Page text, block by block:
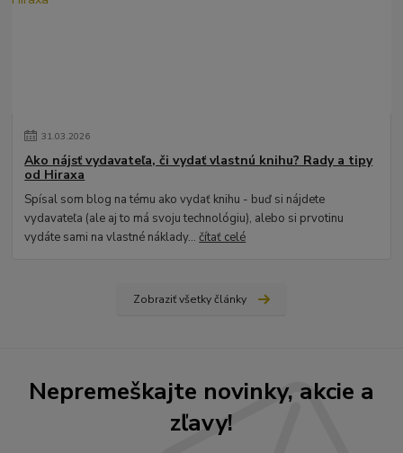
31.03.2026
Ako nájsť vydavateľa, či vydať vlastnú knihu? Rady a tipy
od Hiraxa
Spísal som blog na tému ako vydať knihu - buď si nájdete
vydavateľa (ale aj to má svoju technológiu), alebo si prvotinu
vydáte sami na vlastné náklady...čítať celé
Zobraziť všetky články
Nepremeškajte novinky, akcie a
zľavy!